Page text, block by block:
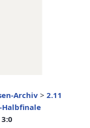
Archiv> 2.11
Halbfinale